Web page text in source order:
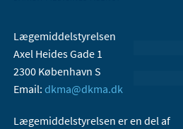
Lægemiddelstyrelsen
Axel Heides Gade 1
2300 København S
Email: dkma@dkma.dk
Lægemiddelstyrelsen er en del af